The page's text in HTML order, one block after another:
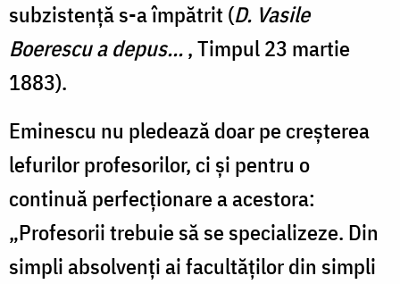
subzistență s-a împătrit (D. Vasile
Boerescu a depus..., Timpul 23 martie
1883).
Eminescu nu pledează doar pe creșterea
lefurilor profesorilor, ci și pentru o
continuă perfecționare a acestora:
„Profesorii trebuie să se specializeze. Din
simpli absolvenți ai facultăților din simpli